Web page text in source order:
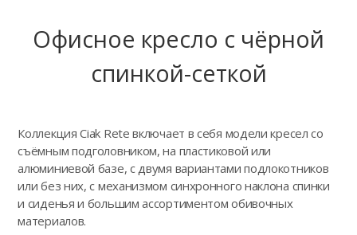
Офисное кресло с чёрной
спинкой-сеткой
Коллекция Ciak Rete включает в себя модели кресел со
съёмным подголовником, на пластиковой или
алюминиевой базе, с двумя вариантами подлокотников
или без них, с механизмом синхронного наклона спинки
и сиденья и большим ассортиментом обивочных
материалов.